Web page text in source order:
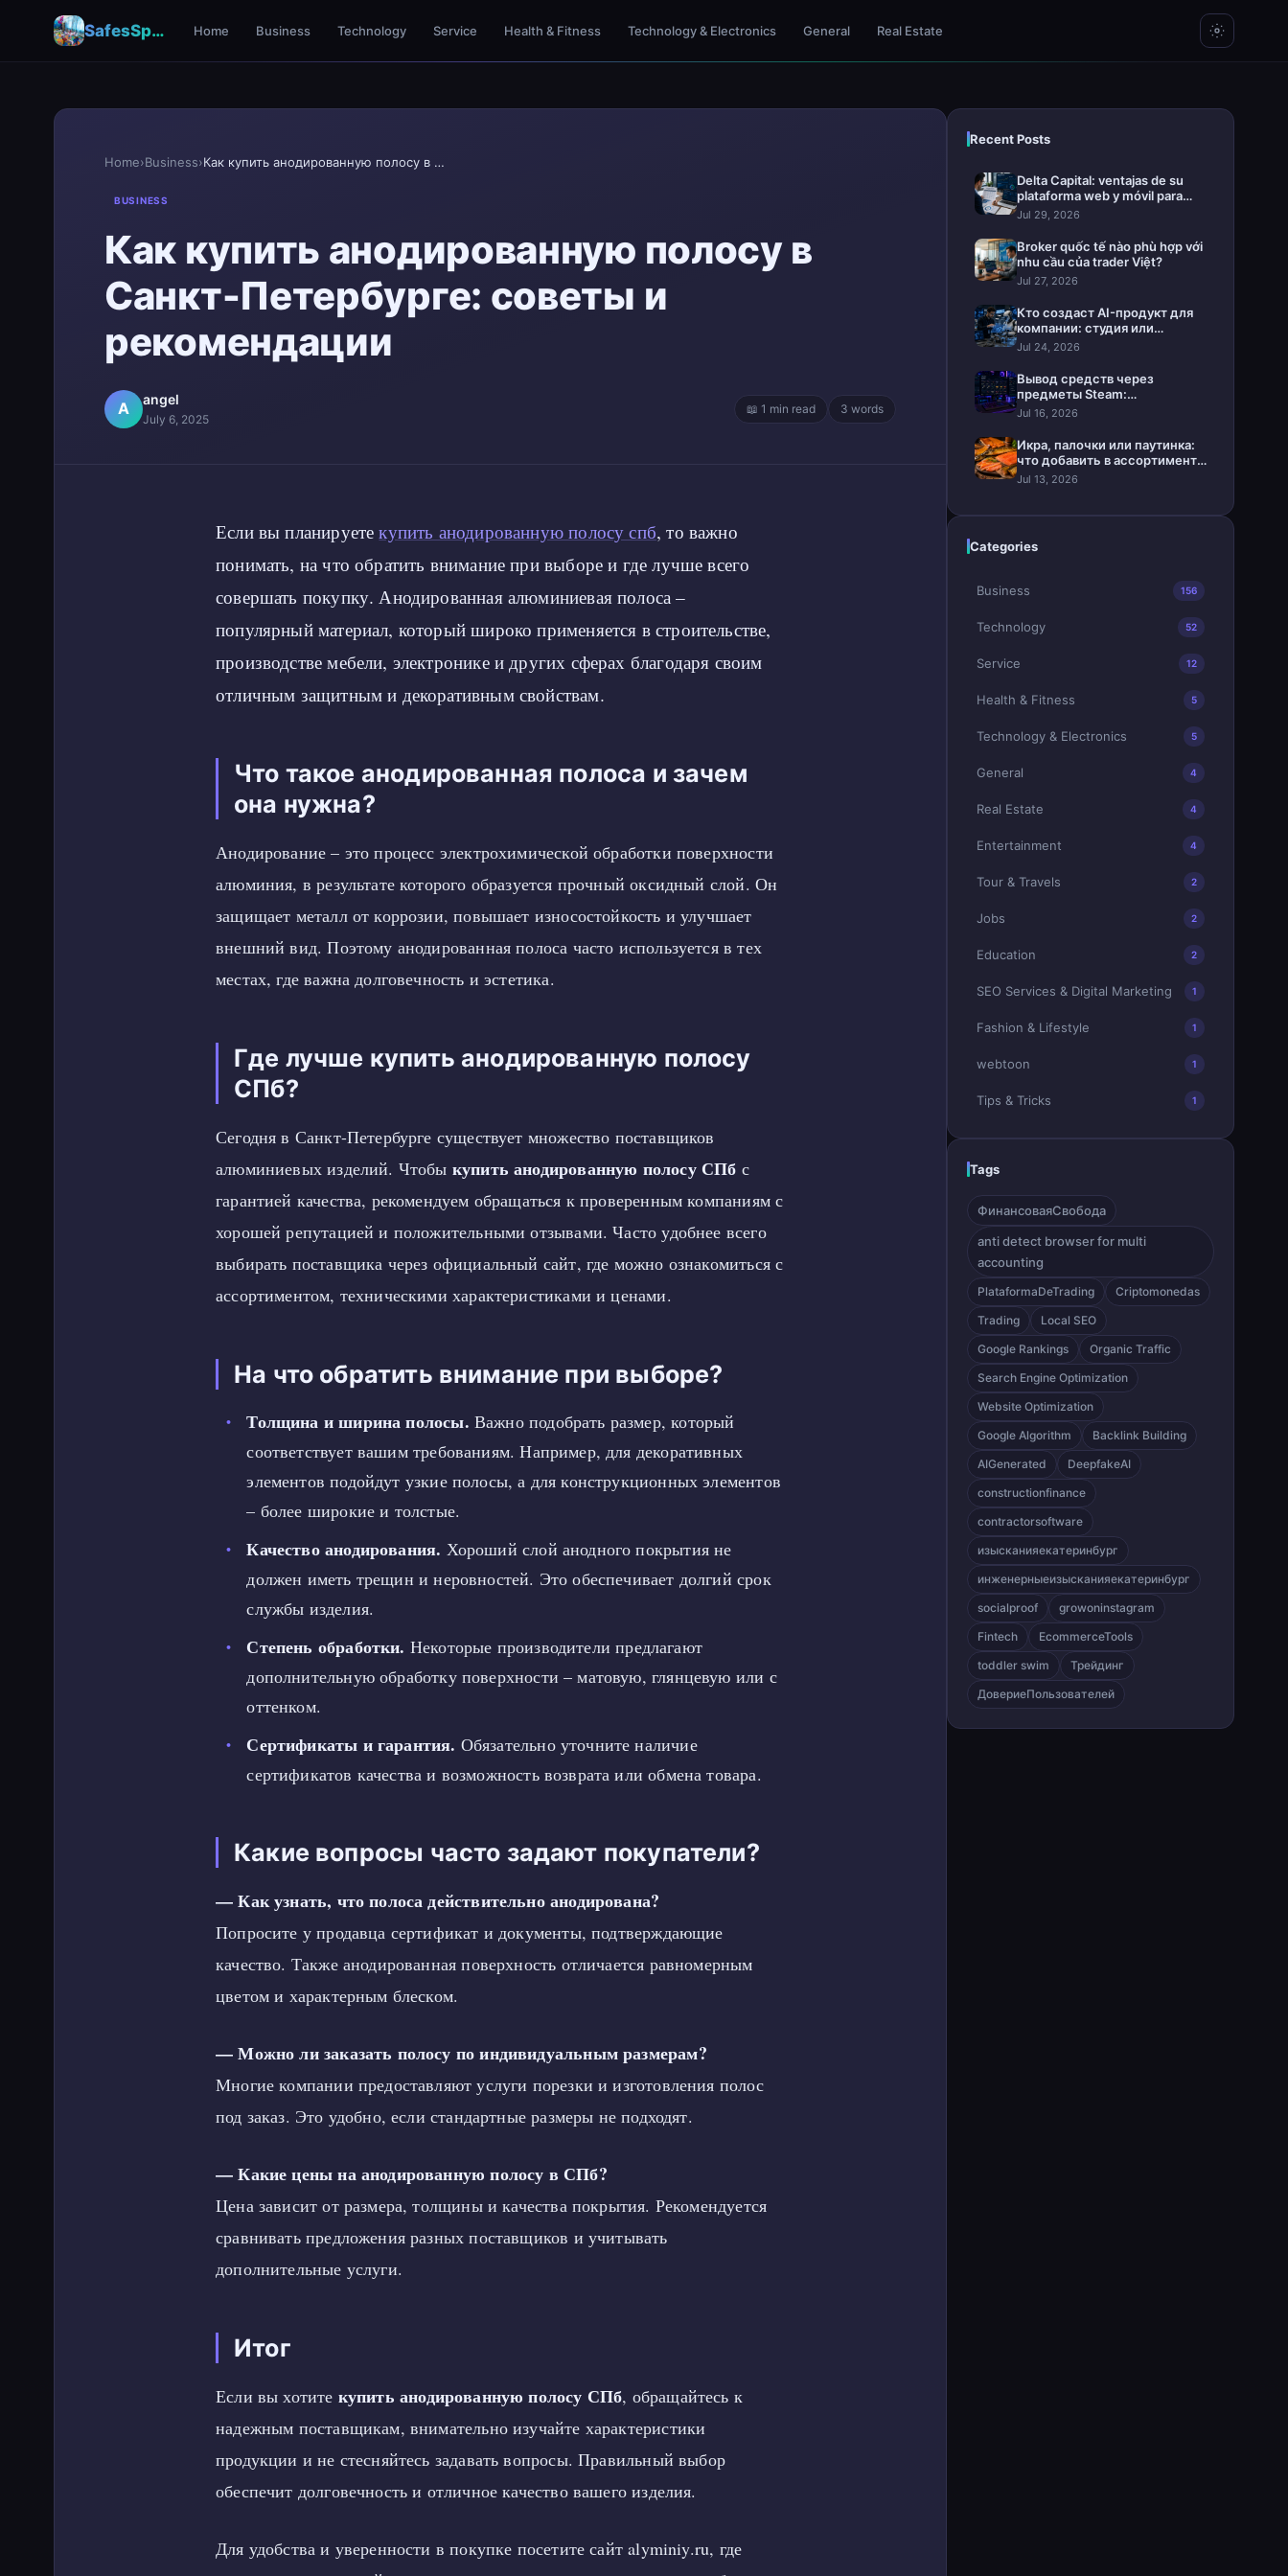
SafesSpace – A Secure Place for Growth & Support Home Business Technology Service Health & Fitness Technology & Electronics General Real Estate
Home›Business› Как купить анодированную полосу в Санкт-Петербурге...
BUSINESS
Как купить анодированную полосу в
Санкт-Петербурге: советы и
рекомендации
A angel
July 6, 2025
📖 1 min read 3 words
Если вы планируетекупить анодированную полосу спб, то важно
понимать, на что обратить внимание при выборе и где лучше всего
совершать покупку. Анодированная алюминиевая полоса –
популярный материал, который широко применяется в строительстве,
производстве мебели, электронике и других сферах благодаря своим
отличным защитным и декоративным свойствам.
Что такое анодированная полоса и зачем
она нужна?
Анодирование – это процесс электрохимической обработки поверхности
алюминия, в результате которого образуется прочный оксидный слой. Он
защищает металл от коррозии, повышает износостойкость и улучшает
внешний вид. Поэтому анодированная полоса часто используется в тех
местах, где важна долговечность и эстетика.
Где лучше купить анодированную полосу
СПб?
Сегодня в Санкт-Петербурге существует множество поставщиков
алюминиевых изделий. Чтобы купить анодированную полосу СПб с
гарантией качества, рекомендуем обращаться к проверенным компаниям с
хорошей репутацией и положительными отзывами. Часто удобнее всего
выбирать поставщика через официальный сайт, где можно ознакомиться с
ассортиментом, техническими характеристиками и ценами.
На что обратить внимание при выборе?
Толщина и ширина полосы. Важно подобрать размер, который
соответствует вашим требованиям. Например, для декоративных
элементов подойдут узкие полосы, а для конструкционных элементов
– более широкие и толстые.
Качество анодирования. Хороший слой анодного покрытия не
должен иметь трещин и неровностей. Это обеспечивает долгий срок
службы изделия.
Степень обработки. Некоторые производители предлагают
дополнительную обработку поверхности – матовую, глянцевую или с
оттенком.
Сертификаты и гарантия. Обязательно уточните наличие
сертификатов качества и возможность возврата или обмена товара.
Какие вопросы часто задают покупатели?
— Как узнать, что полоса действительно анодирована?
Попросите у продавца сертификат и документы, подтверждающие
качество. Также анодированная поверхность отличается равномерным
цветом и характерным блеском.
— Можно ли заказать полосу по индивидуальным размерам?
Многие компании предоставляют услуги порезки и изготовления полос
под заказ. Это удобно, если стандартные размеры не подходят.
— Какие цены на анодированную полосу в СПб?
Цена зависит от размера, толщины и качества покрытия. Рекомендуется
сравнивать предложения разных поставщиков и учитывать
дополнительные услуги.
Итог
Если вы хотите купить анодированную полосу СПб, обращайтесь к
надежным поставщикам, внимательно изучайте характеристики
продукции и не стесняйтесь задавать вопросы. Правильный выбор
обеспечит долговечность и отличное качество вашего изделия.
Для удобства и уверенности в покупке посетите сайт alyminiy.ru, где
Recent Posts
Delta Capital: ventajas de su
plataforma web y móvil para
invertir
Jul 29, 2026
Broker quốc tế nào phù hợp với
nhu cầu của trader Việt?
Jul 27, 2026
Кто создаст AI-продукт для
компании: студия или
интегратор
Jul 24, 2026
Вывод средств через
предметы Steam:
практическое руководство
Jul 16, 2026
Икра, палочки или паутинка:
что добавить в ассортимент
магазина
Jul 13, 2026
Categories
Business 156
Technology 52
Service 12
Health & Fitness 5
Technology & Electronics 5
General 4
Real Estate 4
Entertainment 4
Tour & Travels 2
Jobs 2
Education 2
SEO Services & Digital Marketing 1
Fashion & Lifestyle 1
webtoon 1
Tips & Tricks 1
Tags
ФинансоваяСвобода
anti detect browser for multi
accounting
PlataformaDeTrading
Criptomonedas
Trading
Local SEO
Google Rankings
Organic Traffic
Search Engine Optimization
Website Optimization
Google Algorithm
Backlink Building
AIGenerated
DeepfakeAI
constructionfinance
contractorsoftware
изысканияекатеринбург
инженерныеизысканияекатеринбург
socialproof
growoninstagram
Fintech
EcommerceTools
toddler swim
Трейдинг
ДовериеПользователей